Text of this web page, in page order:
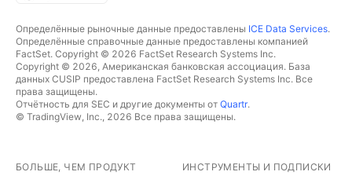
Определённые рыночные данные предоставлены ICE Data Services.
Определённые справочные данные предоставлены компанией
FactSet. Copyright © 2026 FactSet Research Systems Inc.
Copyright © 2026, Американская банковская ассоциация. База
данных CUSIP предоставлена FactSet Research Systems Inc. Все
права защищены.
Отчётность для SEC и другие документы от Quartr.
© TradingView, Inc., 2026 Все права защищены.
БОЛЬШЕ, ЧЕМ ПРОДУКТ ИНСТРУМЕНТЫ И ПОДПИСКИ